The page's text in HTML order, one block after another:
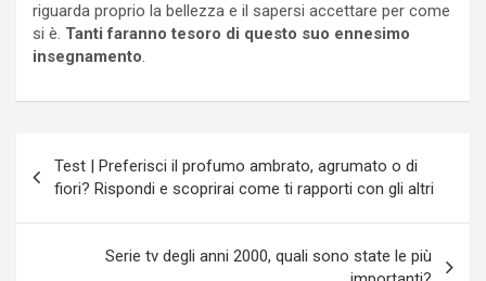
riguarda proprio la bellezza e il sapersi accettare per come
si è. Tanti faranno tesoro di questo suo ennesimo
insegnamento.
articoli
Test | Preferisci il profumo ambrato, agrumato o di
fiori? Rispondi e scoprirai come ti rapporti con gli altri
Serie tv degli anni 2000, quali sono state le più